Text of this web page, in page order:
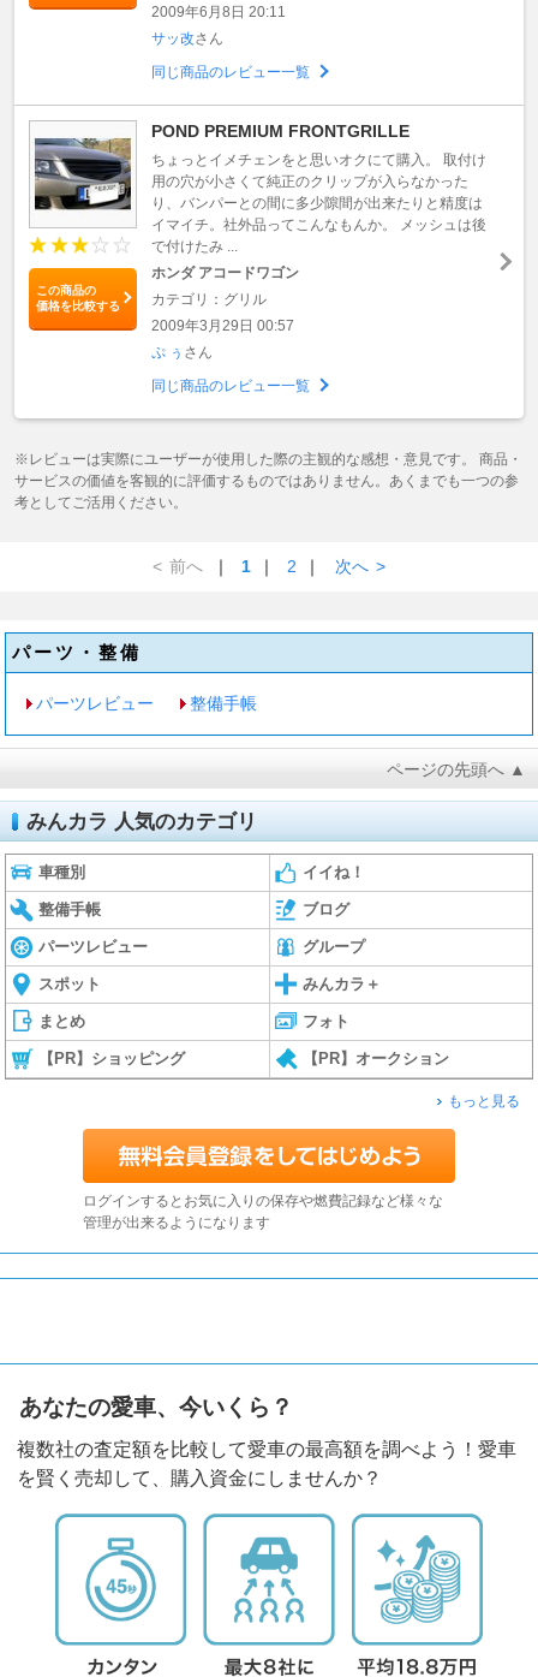
2009年6月8日 20:11
サッ改さん
同じ商品のレビュー一覧
この商品の
価格を比較する
POND PREMIUM FRONTGRILLE
ちょっとイメチェンをと思いオクにて購入。 取付け
用の穴が小さくて純正のクリップが入らなかった
り、バンパーとの間に多少隙間が出来たりと精度は
イマイチ。社外品ってこんなもんか。 メッシュは後
で付けたみ ...
ホンダ アコードワゴン
カテゴリ：グリル
2009年3月29日 00:57
ぷ ぅ さん
同じ商品のレビュー一覧
※レビューは実際にユーザーが使用した際の主観的な感想・意見です。 商品・
サービスの価値を客観的に評価するものではありません。あくまでも一つの参
考としてご活用ください。
< 前へ ｜ 1 ｜ 2 ｜ 次へ >
パーツ・整備
パーツレビュー 整備手帳
ページの先頭へ ▲
みんカラ 人気のカテゴリ
車種別 イイね！
整備手帳 ブログ
パーツレビュー グループ
スポット みんカラ＋
まとめ フォト
【PR】ショッピング 【PR】オークション
もっと見る
ログインするとお気に入りの保存や燃費記録など様々な
管理が出来るようになります
あなたの愛車、今いくら？
複数社の査定額を比較して愛車の最高額を調べよう！愛車
を賢く売却して、購入資金にしませんか？